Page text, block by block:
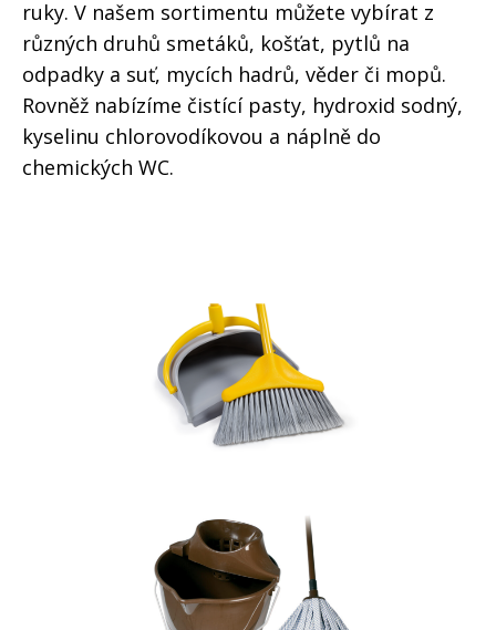
ruky. V našem sortimentu můžete vybírat z
různých druhů smetáků, košťat, pytlů na
odpadky a suť, mycích hadrů, věder či mopů.
Rovněž nabízíme čistící pasty, hydroxid sodný,
kyselinu chlorovodíkovou a náplně do
chemických WC.